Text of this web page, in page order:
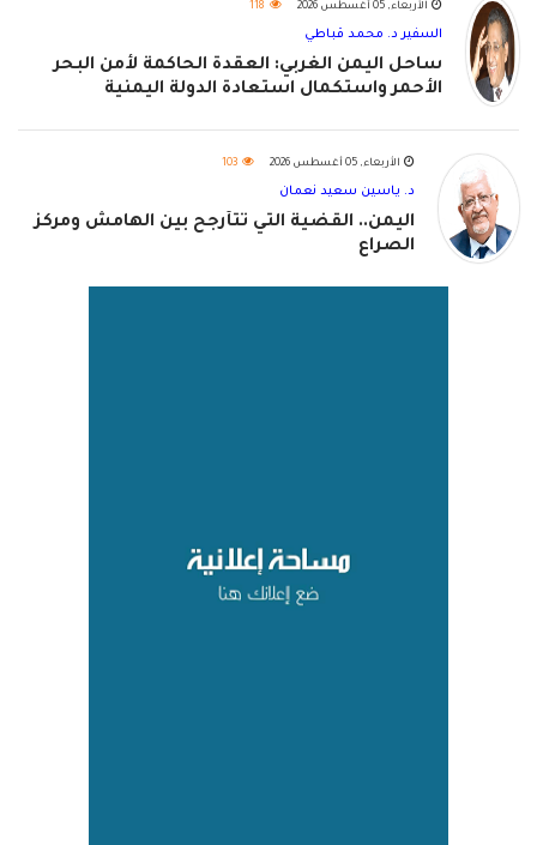
الأربعاء, 05 أغسطس 2026 118
السفير د. محمد قباطي
ساحل اليمن الغربي: العقدة الحاكمة لأمن البحر
الأحمر واستكمال استعادة الدولة اليمنية
الأربعاء, 05 أغسطس 2026 103
د. ياسين سعيد نعمان
اليمن.. القضية التي تتأرجح بين الهامش ومركز
الصراع